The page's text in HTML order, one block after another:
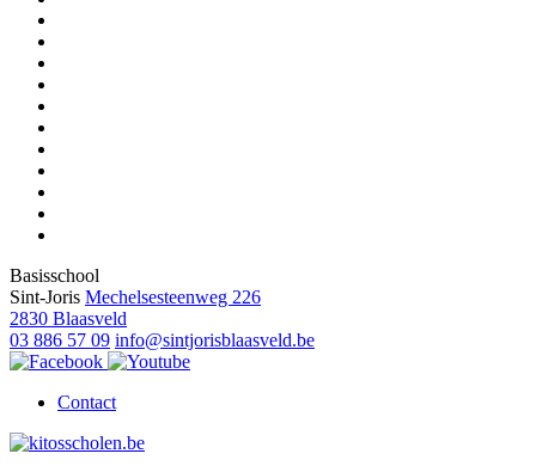
Basisschool
Sint-Joris Mechelsesteenweg 226
2830 Blaasveld
03 886 57 09 info@sintjorisblaasveld.be
Contact